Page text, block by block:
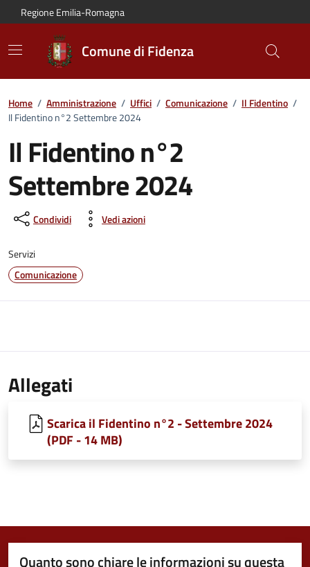
Vai al contenuto principale
Vai alla navigazione del sito
Vai al piede di pagina
Regione Emilia-Romagna
Comune di Fidenza
Home / Amministrazione / Uffici / Comunicazione / Il Fidentino /
Il Fidentino n°2 Settembre 2024
Il Fidentino n°2
Settembre 2024
Condividi Vedi azioni
Servizi
Comunicazione
Allegati
Scarica il Fidentino n°2 - Settembre 2024
(PDF - 14 MB)
Quanto sono chiare le informazioni su questa